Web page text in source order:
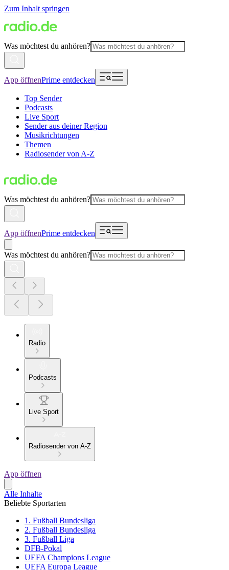
Zum Inhalt springen
Was möchtest du anhören?
App öffnenPrime entdecken
Top Sender
Podcasts
Live Sport
Sender aus deiner Region
Musikrichtungen
Themen
Radiosender von A-Z
Was möchtest du anhören?
App öffnenPrime entdecken
Was möchtest du anhören?
Radio
Podcasts
Live Sport
Radiosender von A-Z
App öffnen
Alle Inhalte
Beliebte Sportarten
1. Fußball Bundesliga
2. Fußball Bundesliga
3. Fußball Liga
DFB-Pokal
UEFA Champions League
UEFA Europa League